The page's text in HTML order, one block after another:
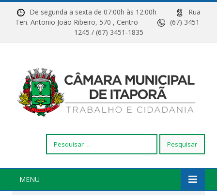
De segunda a sexta de 07:00h às 12:00h
Rua
Ten. Antonio João Ribeiro, 570 , Centro
(67) 3451-
1245 / (67) 3451-1835
por:
MENU